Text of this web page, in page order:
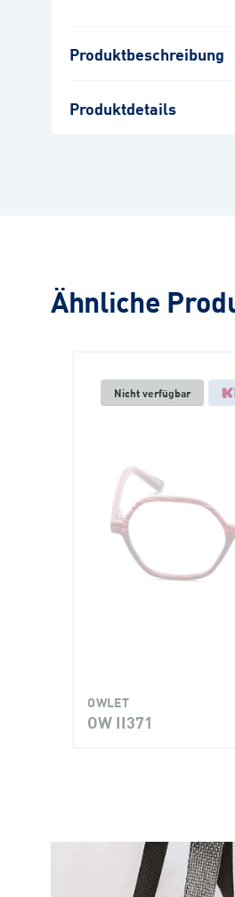
Produktbeschreibung
Produktdetails
Ähnliche
Nicht verfügbar
OWLET
OW II371